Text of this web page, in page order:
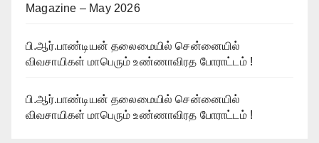
Magazine – May 2026
பி.ஆர்.பாண்டியன் தலைமையில் சென்னையில்
விவசாயிகள் மாபெரும் உண்ணாவிரத போராட்டம் !
பி.ஆர்.பாண்டியன் தலைமையில் சென்னையில்
விவசாயிகள் மாபெரும் உண்ணாவிரத போராட்டம் !